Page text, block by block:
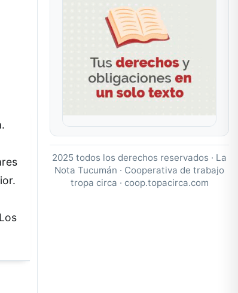
2025 todos los derechos reservados · La
Nota Tucumán · Cooperativa de trabajo
tropa circa · coop.topacirca.com